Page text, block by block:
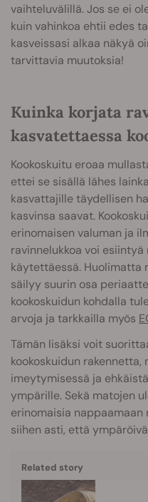
vaihteluvälillä. Jos se ei
kuin vahinkoa ehtii edes
kasveissasi alkaa näkyä
tarvittavia muutoksia!
Kuinka korjata
kasvatettaessa
Kookoskuitu eroaa
ettei se sisällä lähes
kasvattajille täydellisen
kasvinsa saavat.
erinomaisen valuman ja
ravinnelukkoa voi esiintyä
käytettäessä. Huolimatta
säilyy suurin osa
kookoskuidun kohdalla
arvoja ja tarkkailla myös
Tämän lisäksi voit
kookoskuidun
imeytymisessä ja
ympärille. Sekä matojen
erinomaisia
siihen asti, että
Related story